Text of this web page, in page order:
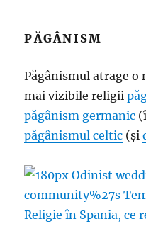
PĂGÂNISM
Păgânismul atrage o
mai vizibile religii
păgânism germanic
păgânismul celtic (și